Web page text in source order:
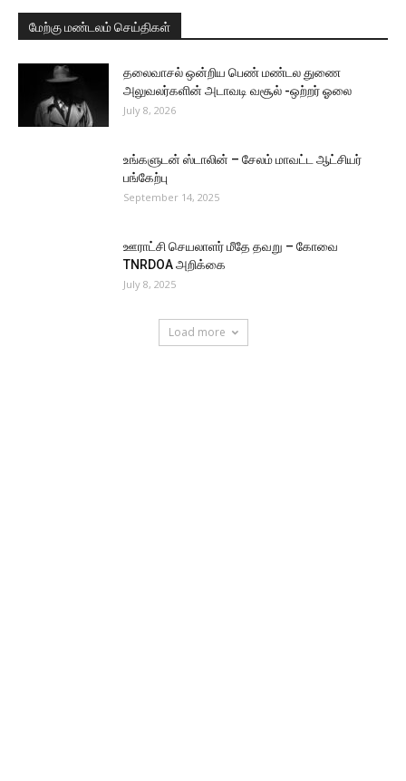
மேற்கு மண்டலம் செய்திகள்
தலைவாசல் ஒன்றிய பெண் மண்டல துணை
அலுவலர்களின் அடாவடி வசூல் -ஒற்றர் ஓலை
July 8, 2026
உங்களுடன் ஸ்டாலின் – சேலம் மாவட்ட ஆட்சியர்
பங்கேற்பு
September 14, 2025
ஊராட்சி செயலாளர் மீதே தவறு – கோவை
TNRDOA அறிக்கை
July 8, 2025
Load more